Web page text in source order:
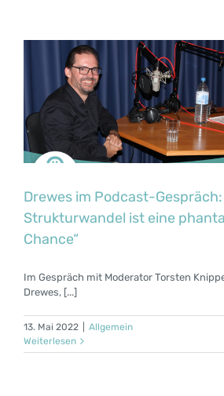
Drewes im Podcast-Gespräch:
Strukturwandel ist eine
Chance“
Im Gespräch mit Moderator Torsten
Drewes, [...]
13. Mai 2022
Allgemein
Weiterlesen